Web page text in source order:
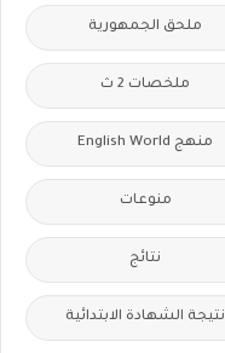
ملحق الجمهورية
ملخصات 2 ث
منهج English World
منوعات
نتائج
نتيجة الشهادة الابتدائية